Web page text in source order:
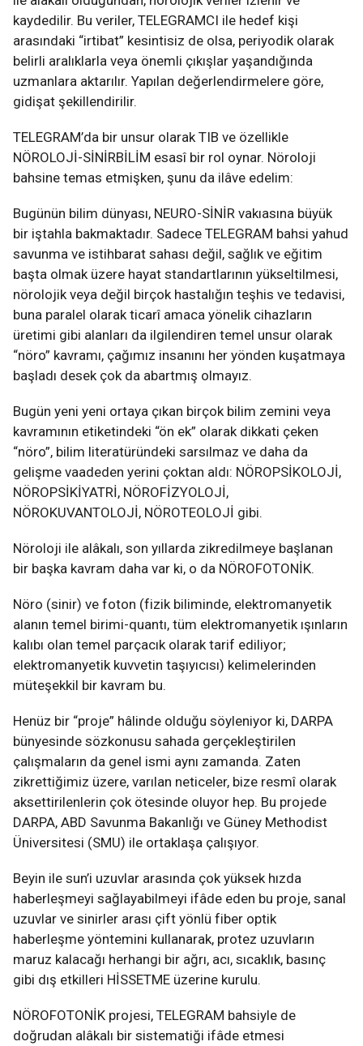
kaydedilir. Bu veriler, TELEGRAMCI ile hedef kişi
arasındaki “irtibat” kesintisiz de olsa, periyodik olarak
belirli aralıklarla veya önemli çıkışlar yaşandığında
uzmanlara aktarılır. Yapılan değerlendirmelere göre,
gidişat şekillendirilir.
TELEGRAM’da bir unsur olarak TIB ve özellikle
NÖROLOJİ-SİNİRBİLİM esasî bir rol oynar. Nöroloji
bahsine temas etmişken, şunu da ilâve edelim:
Bugünün bilim dünyası, NEURO-SİNİR vakıasına büyük
bir iştahla bakmaktadır. Sadece TELEGRAM bahsi yahud
savunma ve istihbarat sahası değil, sağlık ve eğitim
başta olmak üzere hayat standartlarının yükseltilmesi,
nörolojik veya değil birçok hastalığın teşhis ve tedavisi,
buna paralel olarak ticarî amaca yönelik cihazların
üretimi gibi alanları da ilgilendiren temel unsur olarak
“nöro” kavramı, çağımız insanını her yönden kuşatmaya
başladı desek çok da abartmış olmayız.
Bugün yeni yeni ortaya çıkan birçok bilim zemini veya
kavramının etiketindeki “ön ek” olarak dikkati çeken
“nöro”, bilim literatüründeki sarsılmaz ve daha da
gelişme vaadeden yerini çoktan aldı: NÖROPSİKOLOJİ,
NÖROPSİKİYATRİ, NÖROFİZYOLOJİ,
NÖROKUVANTOLOJİ, NÖROTEOLOJİ gibi.
Nöroloji ile alâkalı, son yıllarda zikredilmeye başlanan
bir başka kavram daha var ki, o da NÖROFOTONİK.
Nöro (sinir) ve foton (fizik biliminde, elektromanyetik
alanın temel birimi-quantı, tüm elektromanyetik ışınların
kalıbı olan temel parçacık olarak tarif ediliyor;
elektromanyetik kuvvetin taşıyıcısı) kelimelerinden
müteşekkil bir kavram bu.
Henüz bir “proje” hâlinde olduğu söyleniyor ki, DARPA
bünyesinde sözkonusu sahada gerçekleştirilen
çalışmaların da genel ismi aynı zamanda. Zaten
zikrettiğimiz üzere, varılan neticeler, bize resmî olarak
aksettirilenlerin çok ötesinde oluyor hep. Bu projede
DARPA, ABD Savunma Bakanlığı ve Güney Methodist
Üniversitesi (SMU) ile ortaklaşa çalışıyor.
Beyin ile sun’i uzuvlar arasında çok yüksek hızda
haberleşmeyi sağlayabilmeyi ifâde eden bu proje, sanal
uzuvlar ve sinirler arası çift yönlü fiber optik
haberleşme yöntemini kullanarak, protez uzuvların
maruz kalacağı herhangi bir ağrı, acı, sıcaklık, basınç
gibi dış etkilleri HİSSETME üzerine kurulu.
NÖROFOTONİK projesi, TELEGRAM bahsiyle de
doğrudan alâkalı bir sistematiği ifâde etmesi